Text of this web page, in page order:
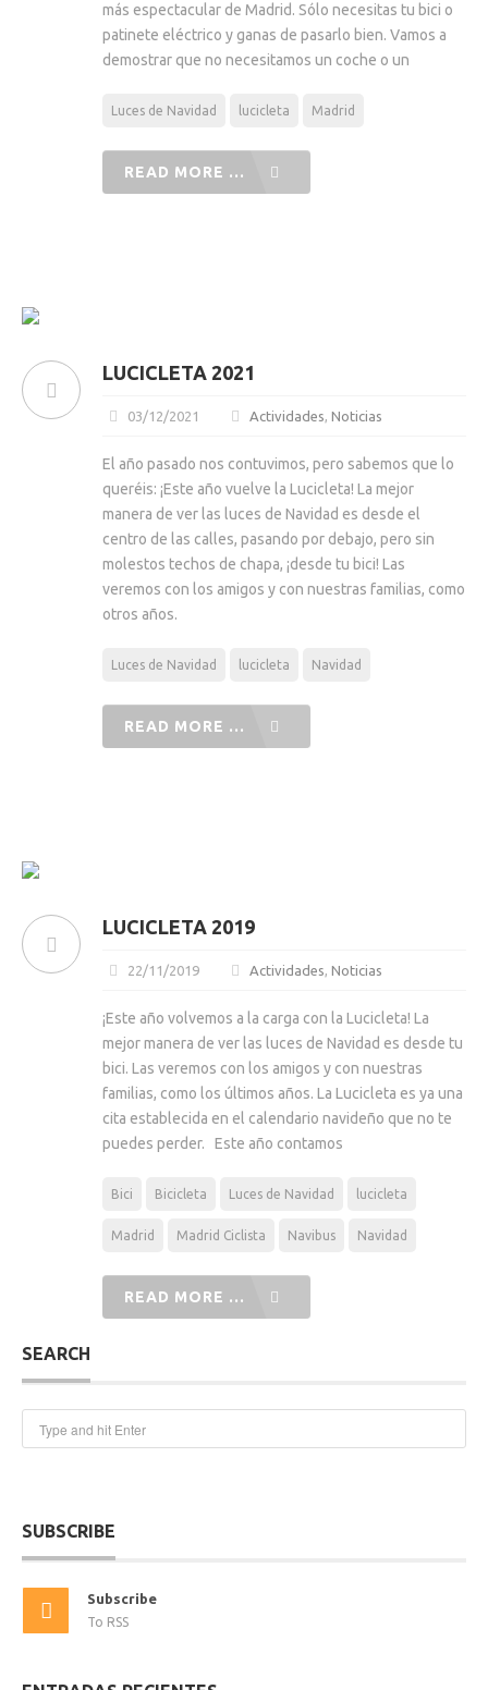
más espectacular de Madrid. Sólo necesitas tu bici o
patinete eléctrico y ganas de pasarlo bien. Vamos a
demostrar que no necesitamos un coche o un
Luces de Navidad lucicleta Madrid
READ MORE ...
LUCICLETA 2021
03/12/2021 Actividades,Noticias
El año pasado nos contuvimos, pero sabemos que lo
queréis: ¡Este año vuelve la Lucicleta! La mejor
manera de ver las luces de Navidad es desde el
centro de las calles, pasando por debajo, pero sin
molestos techos de chapa, ¡desde tu bici! Las
veremos con los amigos y con nuestras familias, como
otros años.
Luces de Navidad lucicleta Navidad
READ MORE ...
LUCICLETA 2019
22/11/2019 Actividades,Noticias
¡Este año volvemos a la carga con la Lucicleta! La
mejor manera de ver las luces de Navidad es desde tu
bici. Las veremos con los amigos y con nuestras
familias, como los últimos años. La Lucicleta es ya una
cita establecida en el calendario navideño que no te
puedes perder. Este año contamos
Bici Bicicleta Luces de Navidad lucicleta
Madrid Madrid Ciclista Navibus Navidad
READ MORE ...
SEARCH
SUBSCRIBE
Subscribe
To RSS